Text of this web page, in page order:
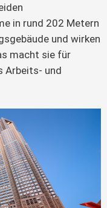
in rund 202 Metern
und wirken
macht sie für
Arbeits- und